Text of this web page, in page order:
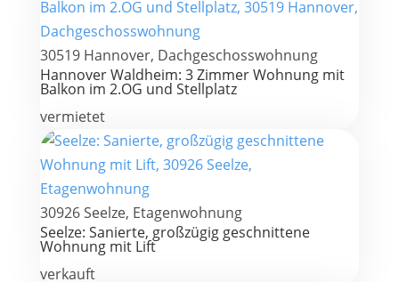
30519 Hannover, Dachgeschosswohnung
Hannover Waldheim: 3 Zimmer Wohnung mit
Balkon im 2.OG und Stellplatz
vermietet
30926 Seelze, Etagenwohnung
Seelze: Sanierte, großzügig geschnittene
Wohnung mit Lift
verkauft